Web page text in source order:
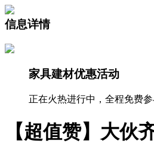
信息详情
家具建材优惠活动
正在火热进行中，全程免费
【超值赞】大伙